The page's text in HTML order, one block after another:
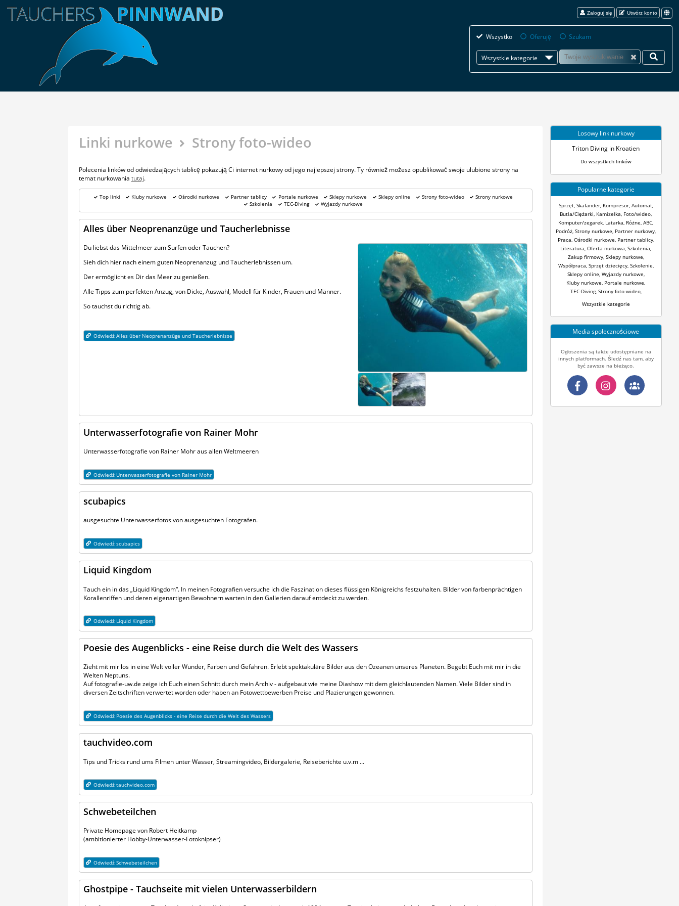
Zaloguj się Utwórz konto
Wszystko Oferuję Szukam
Wszystkie kategorie
Linki nurkowe Strony foto-wideo
Polecenia linków od odwiedzających tablicę pokazują Ci internet nurkowy od jego najlepszej strony. Ty również możesz opublikować swoje ulubione strony na
temat nurkowania tutaj.
Top linki Kluby nurkowe Ośrodki nurkowe Partner tablicy Portale nurkowe Sklepy nurkowe Sklepy online Strony foto-wideo
Strony nurkowe
Szkolenia
TEC-Diving Wyjazdy nurkowe
Alles über Neoprenanzüge und Taucherlebnisse
Du liebst das Mittelmeer zum Surfen oder Tauchen?
Sieh dich hier nach einem guten Neoprenanzug und Taucherlebnissen um.
Der ermöglicht es Dir das Meer zu genießen.
Alle Tipps zum perfekten Anzug, von Dicke, Auswahl, Modell für Kinder, Frauen und Männer.
So tauchst du richtig ab.
Odwiedź Alles über Neoprenanzüge und Taucherlebnisse
Unterwasserfotografie von Rainer Mohr
Unterwasserfotografie von Rainer Mohr aus allen Weltmeeren
Odwiedź Unterwasserfotografie von Rainer Mohr
scubapics
ausgesuchte Unterwasserfotos von ausgesuchten Fotografen.
Odwiedź scubapics
Liquid Kingdom
Tauch ein in das „Liquid Kingdom“. In meinen Fotografien versuche ich die Faszination dieses flüssigen Königreichs festzuhalten. Bilder von farbenprächtigen
Korallenriffen und deren eigenartigen Bewohnern warten in den Gallerien darauf entdeckt zu werden.
Odwiedź Liquid Kingdom
Poesie des Augenblicks - eine Reise durch die Welt des Wassers
Zieht mit mir los in eine Welt voller Wunder, Farben und Gefahren. Erlebt spektakuläre Bilder aus den Ozeanen unseres Planeten. Begebt Euch mit mir in die
Welten Neptuns.
Auf fotografie-uw.de zeige ich Euch einen Schnitt durch mein Archiv - aufgebaut wie meine Diashow mit dem gleichlautenden Namen. Viele Bilder sind in
diversen Zeitschriften verwertet worden oder haben an Fotowettbewerben Preise und Plazierungen gewonnen.
Odwiedź Poesie des Augenblicks - eine Reise durch die Welt des Wassers
tauchvideo.com
Tips und Tricks rund ums Filmen unter Wasser, Streamingvideo, Bildergalerie, Reiseberichte u.v.m ...
Odwiedź tauchvideo.com
Schwebeteilchen
Private Homepage von Robert Heitkamp
(ambitionierter Hobby-Unterwasser-Fotoknipser)
Odwiedź Schwebeteilchen
Ghostpipe - Tauchseite mit vielen Unterwasserbildern
Losowy link nurkowy
Triton Diving in Kroatien
Do wszystkich linków
Popularne kategorie
Sprzęt, Skafander, Kompresor, Automat,
Butla/Ciężarki Kamizelka Foto/wideo
Komputer/zegarek Latarka Różne ABC
Podróż Strony nurkowe Partner nurkowy
Praca Ośrodki nurkowe Partner tablicy,
Literatura Oferta nurkowa Szkolenia
Zakup firmowy, Sklepy nurkowe
Współpraca Sprzęt dziecięcy, Szkolenie
Sklepy online Wyjazdy nurkowe
Kluby nurkowe Portale nurkowe
TEC-Diving, Strony foto-wideo,
Wszystkie kategorie
Media społecznościowe
Ogłoszenia są także udostępniane na
innych platformach. Śledź nas tam, aby
być zawsze na bieżąco.